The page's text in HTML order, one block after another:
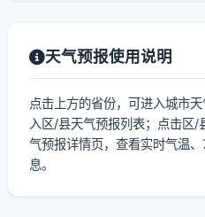
天气预报使用说明
点击上方的省份，可进入城市
入区/县天气预报列表；点击区/
气预报详情页，查看实时气温
息。